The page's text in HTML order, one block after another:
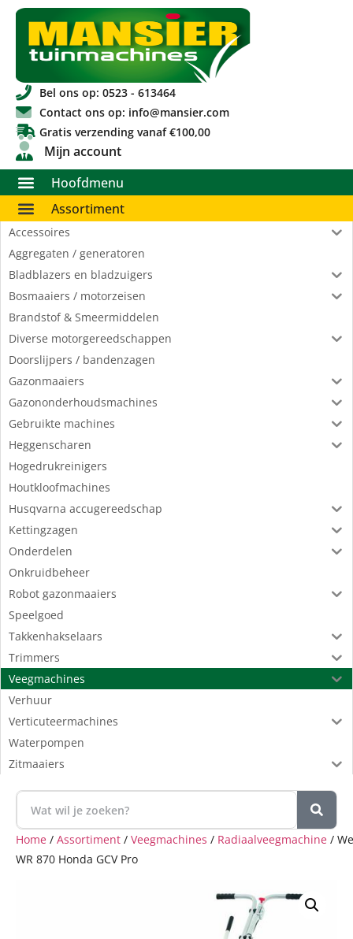
Bel ons op: 0523 - 613464
Contact ons op: info@mansier.com
Gratis verzending vanaf €100,00
Mijn account
Hoofdmenu
Assortiment
Accessoires
Aggregaten / generatoren
Bladblazers en bladzuigers
Bosmaaiers / motorzeisen
Brandstof & Smeermiddelen
Diverse motorgereedschappen
Doorslijpers / bandenzagen
Gazonmaaiers
Gazononderhoudsmachines
Gebruikte machines
Heggenscharen
Hogedrukreinigers
Houtkloofmachines
Husqvarna accugereedschap
Kettingzagen
Onderdelen
Onkruidbeheer
Robot gazonmaaiers
Speelgoed
Takkenhakselaars
Trimmers
Veegmachines
Verhuur
Verticuteermachines
Waterpompen
Zitmaaiers
Home / Assortiment / Veegmachines / Radiaalveegmachine /
WR 870 Honda GCV Pro